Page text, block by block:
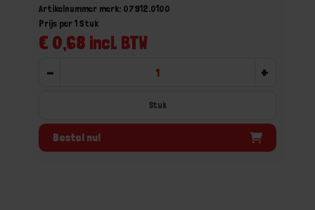
Artikelnummer merk: 07912.0100
€ 0,68 incl. BTW
Prijs per 1 Stuk
- +
Stuk
Bestel nu!